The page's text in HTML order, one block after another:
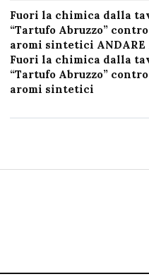
Fuori la chimica dalla
“Tartufo Abruzzo”
aromi sintetici ANDARE
Fuori la chimica dalla
“Tartufo Abruzzo”
aromi sintetici